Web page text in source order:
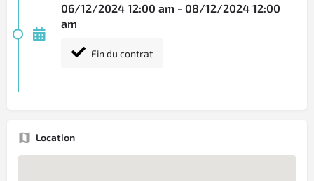
06/12/2024 12:00 am - 08/12/2024 12:00
am
Fin du contrat
Location